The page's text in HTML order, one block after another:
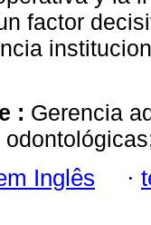
factor
: Gerencia
Inglês ·